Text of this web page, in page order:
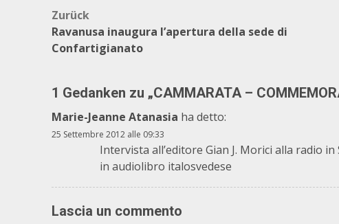
Beitragsnavigation
Zurück
Ravanusa inaugura l’apertura della sede di
Confartigianato
1 Gedanken zu „CAMMARATA –
Marie-Jeanne Atanasia ha detto:
25 Settembre 2012 alle 09:33
Intervista all’editore Gian J. Morici alla radio
in audiolibro italosvedese
Lascia un commento